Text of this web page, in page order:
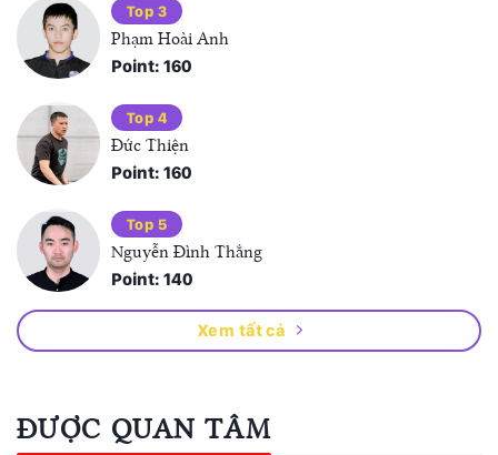
Top 3
Phạm Hoài Anh
Point: 160
Top 4
Đức Thiện
Point: 160
Top 5
Nguyễn Đình Thắng
Point: 140
Xem tất cả
ĐƯỢC QUAN TÂM